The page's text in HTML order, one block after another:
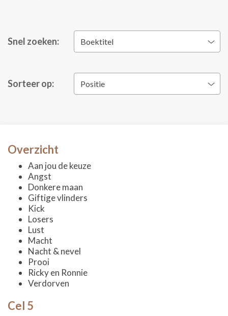
Snel zoeken: Boektitel
Sorteer op: Positie
Overzicht
Aan jou de keuze
Angst
Donkere maan
Giftige vlinders
Kick
Losers
Lust
Macht
Nacht & nevel
Prooi
Ricky en Ronnie
Verdorven
Cel 5